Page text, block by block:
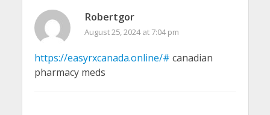
Robertgor
August 25, 2024 at 7:04 pm
https://easyrxcanada.online/# canadian
pharmacy meds